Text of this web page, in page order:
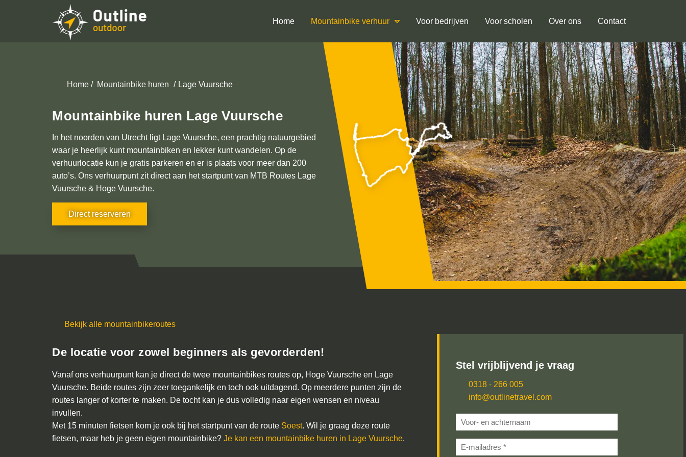
Home Mountainbike verhuur Voor bedrijven Voor scholen Over ons Contact
Home Mountainbike huren Lage Vuursche
Mountainbike huren Lage Vuursche
In het noorden van Utrecht ligt Lage Vuursche, een prachtig natuurgebied
waar je heerlijk kunt mountainbiken en lekker kunt wandelen. Op de
verhuurlocatie kun je gratis parkeren en er is plaats voor meer dan 200
auto’s. Ons verhuurpunt zit direct aan het startpunt van MTB Routes Lage
Vuursche & Hoge Vuursche.
Direct reserveren
Bekijk alle mountainbikeroutes
De locatie voor zowel beginners als gevorderden!
Vanaf ons verhuurpunt kan je direct de twee mountainbikes routes op, Hoge Vuursche en Lage
Vuursche. Beide routes zijn zeer toegankelijk en toch ook uitdagend. Op meerdere punten zijn de
routes langer of korter te maken. De tocht kan je dus volledig naar eigen wensen en niveau
invullen.
Met 15 minuten fietsen kom je ook bij het startpunt van de route Soest. Wil je graag deze route
fietsen, maar heb je geen eigen mountainbike? Je kan een mountainbike huren in Lage Vuursche.
Stel vrijblijvend je vraag
0318 - 266 005
info@outlinetravel.com
o